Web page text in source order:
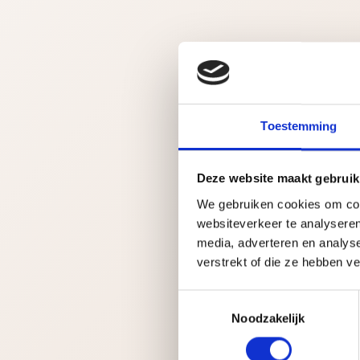
Toestemming
Deze website maakt
We gebruiken cookies om
websiteverkeer te
media, adverteren en
verstrekt of die ze hebben
Noodzakelijk